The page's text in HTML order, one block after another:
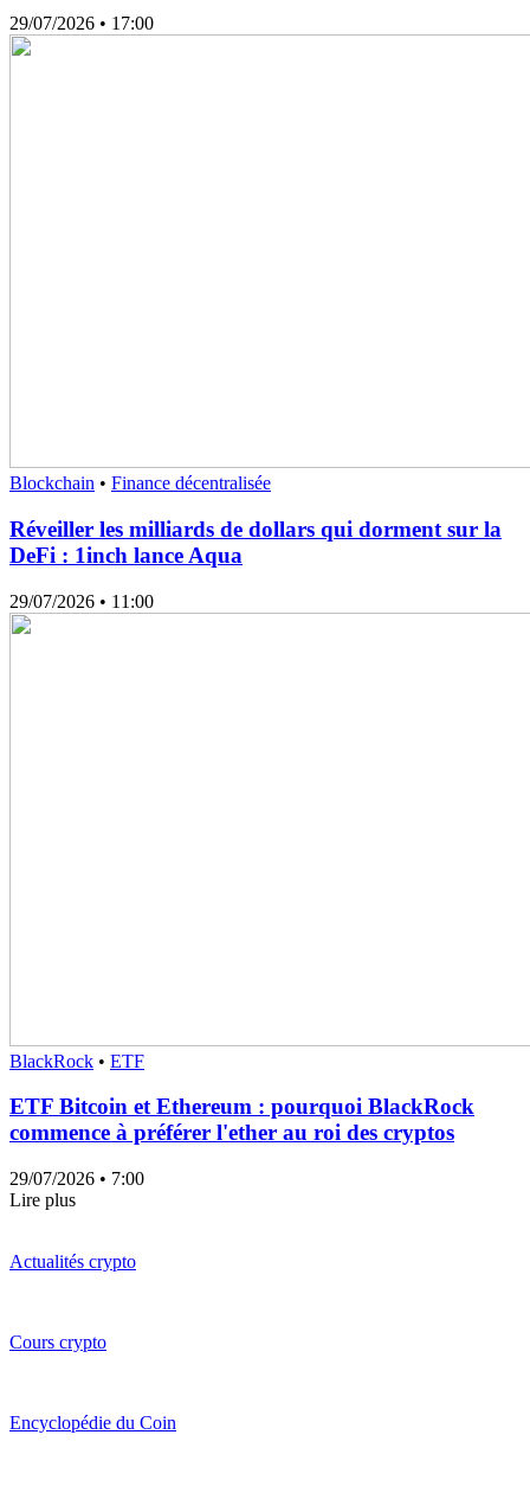
29/07/2026 • 17:00
Blockchain • Finance décentralisée
Réveiller les milliards de dollars qui dorment sur la
DeFi : 1inch lance Aqua
29/07/2026 • 11:00
BlackRock • ETF
ETF Bitcoin et Ethereum : pourquoi BlackRock
commence à préférer l'ether au roi des cryptos
29/07/2026 • 7:00
Lire plus
Actualités crypto
Cours crypto
Encyclopédie du Coin